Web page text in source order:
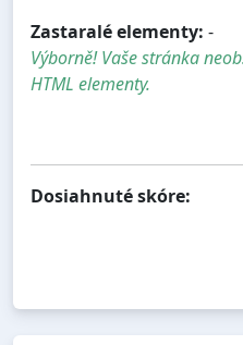
Zastaralé elementy: -
Výborně! Vaše stránka
HTML elementy.
Dosiahnuté skóre: